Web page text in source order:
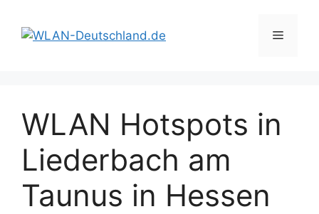
Inhalt
springen
Menü
WLAN Hotspots in
Liederbach am
Taunus in Hessen